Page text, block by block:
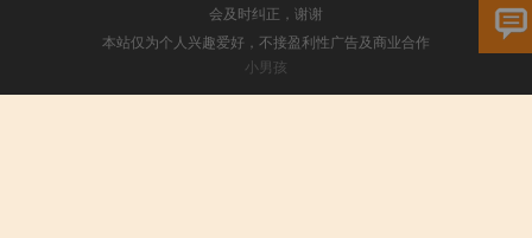
会及时纠正，谢谢
本站仅为个人兴趣爱好，不接盈利性广告及商业合作
小男孩